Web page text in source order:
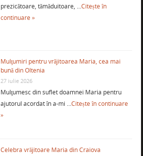
prezicătoare, tămăduitoare, …Citește în
continuare »
Mulţumiri pentru vrăjitoarea Maria, cea mai
bună din Oltenia
27 iulie 2026
Mulţumesc din suflet doamnei Maria pentru
ajutorul acordat în a-mi …Citește în continuare
»
Celebra vrăjitoare Maria din Craiova